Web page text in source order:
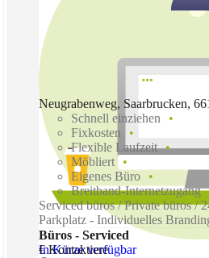
In Kürze verfügbar
Neugrabenweg, Saarbrucken,
Schnell einziehen
Fixkosten
Flexible Laufzeit
Möbliert
Eigenes Büro
Breitband-Internetzugang
Serviced büros / Private büros /
Parkplatz - Individuelles
Büros - Serviced
€ Kontaktiere